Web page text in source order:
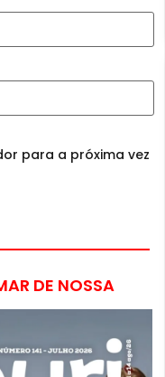
para a próxima vez
DE NOSSA